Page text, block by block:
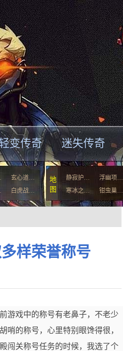
变传奇 迷失传奇
玄心道…
白虎战…
地
图
静寂护… 浮幽项…
寒冰之…
钳虫巢…
样荣誉称号
游戏中的称号有老鼻子，不老少
哨的称号，心里特别眼馋得很，
闯关称号任务的时候，我选了个